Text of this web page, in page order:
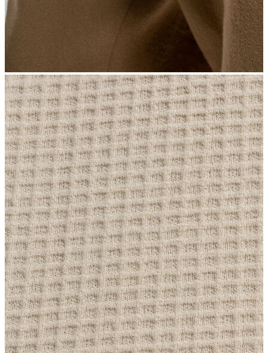
T-shirt
Elbise
Etek
Atlet
Tayt
Tulum
Bluz
Eşofman Altı
Şort
Yelek
Yağmurluk
Erkek
Ceket
Kaban
Kazak
Pantolon
Sweatshirt
Gömlek
Polo
T-shirt
Atlet
Deniz Şortu
Eşofman Altı
Mont
Şort
Yelek